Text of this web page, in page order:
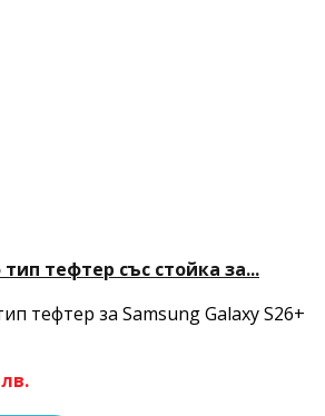
тефтер със стойка за...
тефтер за Samsung Galaxy S26+